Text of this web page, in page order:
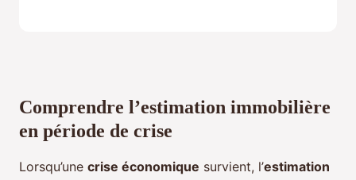
Comprendre l’estimation immobilière
en période de crise
Lorsqu’une crise économique survient, l’estimation